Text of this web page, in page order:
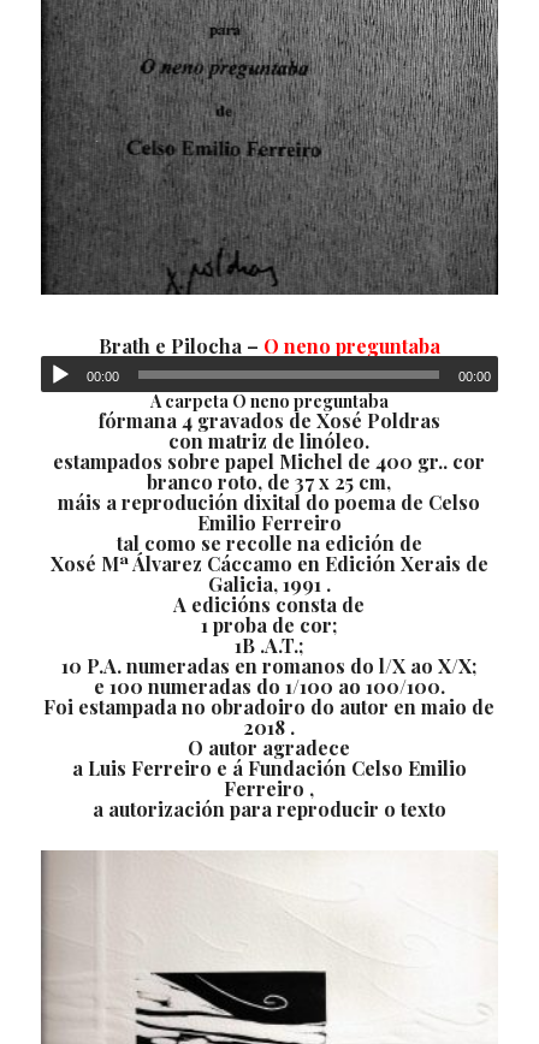
Brath e Pilocha – O neno preguntaba
00:00 00:00
A carpeta O neno preguntaba
fórmana 4 gravados de Xosé Poldras
con matriz de linóleo.
estampados sobre papel Michel de 400 gr.. cor
branco roto, de 37 x 25 cm,
máis a reprodución dixital do poema de Celso
Emilio Ferreiro
tal como se recolle na edición de
Xosé Mª Álvarez Cáccamo en Edición Xerais de
Galicia, 1991 .
A edicións consta de
1 proba de cor;
1B .A.T.;
10 P.A. numeradas en romanos do l/X ao X/X;
e 100 numeradas do 1/100 ao 100/100.
Foi estampada no obradoiro do autor en maio de
2018 .
O autor agradece
a Luis Ferreiro e á Fundación Celso Emilio
Ferreiro ,
a autorización para reproducir o texto